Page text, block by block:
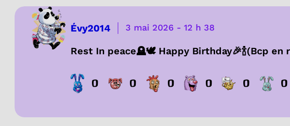
Évy2014 3 mai 2026 - 12 h 38
Rest In peace🪦🕊️ Happy Birthday🎉🍾(Bcp en
0 0 0 0 0 0